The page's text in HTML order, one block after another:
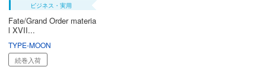
ビジネス・実用
Fate/Grand Order materia
l XVII...
TYPE-MOON
続巻入荷